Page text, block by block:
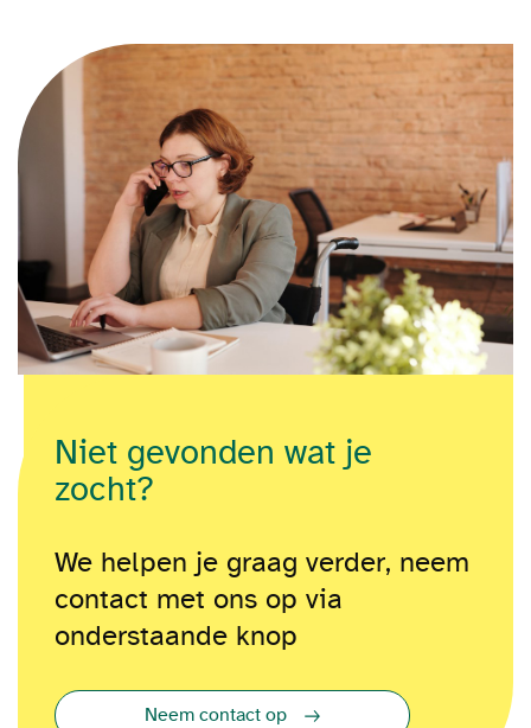
Niet gevonden wat je
zocht?
We helpen je graag verder, neem
contact met ons op via
onderstaande knop
Neem contact op